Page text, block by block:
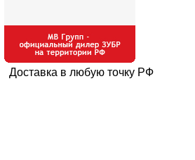
Доставка в любую точку РФ